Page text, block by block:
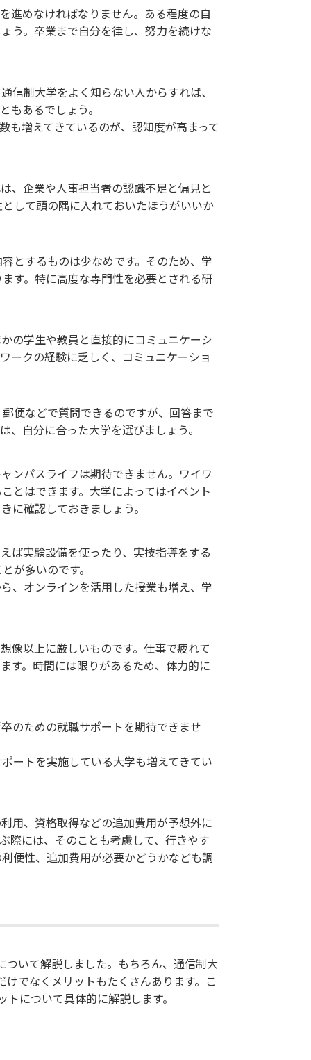
進めなければなりません。ある程度の自
う。卒業まで自分を律し、努力を続けな
信制大学をよく知らない人からすれば、
もあるでしょう。
も増えてきているのが、認知度が高まって
、企業や人事担当者の認識不足と偏見と
して頭の隅に入れておいたほうがいいか
とするものは少なめです。そのため、学
す。特に高度な専門性を必要とされる研
の学生や教員と直接的にコミュニケーシ
ークの経験に乏しく、コミュニケーショ
便などで質問できるのですが、回答まで
自分に合った大学を選びましょう。
ンパスライフは期待できません。ワイワ
とはできます。大学によってはイベント
に確認しておきましょう。
ば実験設備を使ったり、実技指導をする
が多いのです。
、オンラインを活用した授業も増え、学
像以上に厳しいものです。仕事で疲れて
す。時間には限りがあるため、体力的に
のための就職サポートを期待できませ
ートを実施している大学も増えてきてい
用、資格取得などの追加費用が予想外に
際には、そのことも考慮して、行きやす
便性、追加費用が必要かどうかなども調
いて解説しました。もちろん、通信制大
でなくメリットもたくさんあります。こ
について具体的に解説します。